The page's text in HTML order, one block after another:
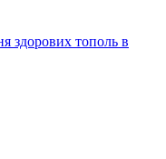
здорових тополь в